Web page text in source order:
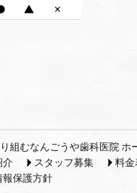
組むなんごうや歯科医院 ホ
介 スタッフ募集 料金
報保護方針